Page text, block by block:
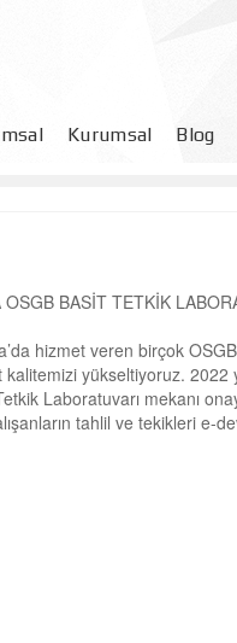
Kurumsal Blog
OSGB BASİT TETKİK
hizmet veren birçok
kalitemizi yükseltiyoruz. 2022
Laboratuvarı mekanı
tahlil ve tekikleri e-